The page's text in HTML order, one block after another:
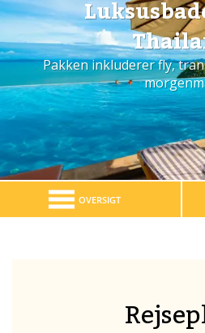
Pakken inkluderer fly,
OVERSIGT